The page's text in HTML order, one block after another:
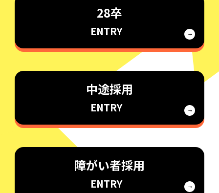
28卒
ENTRY
中途採用
ENTRY
障がい者採用
ENTRY